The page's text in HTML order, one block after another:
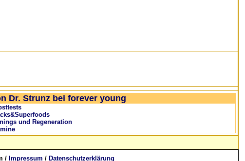
Dr. Strunz bei forever young
und Regeneration
/ Impressum / Datenschutzerklärung